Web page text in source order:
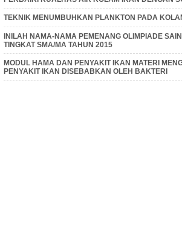
TEKNIK MENUMBUHKAN PLANKTON PADA
INILAH NAMA-NAMA PEMENANG OLIMPIADE
TINGKAT SMA/MA TAHUN 2015
MODUL HAMA DAN PENYAKIT IKAN MATERI
PENYAKIT IKAN DISEBABKAN OLEH BAKTERI